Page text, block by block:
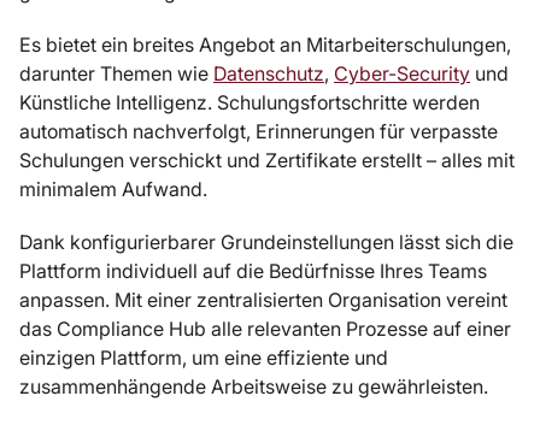
Es bietet ein breites Angebot an Mitarbeiterschulungen,
darunter Themen wie Datenschutz, Cyber-Security und
Künstliche Intelligenz. Schulungsfortschritte werden
automatisch nachverfolgt, Erinnerungen für verpasste
Schulungen verschickt und Zertifikate erstellt – alles mit
minimalem Aufwand.
Dank konfigurierbarer Grundeinstellungen lässt sich die
Plattform individuell auf die Bedürfnisse Ihres Teams
anpassen. Mit einer zentralisierten Organisation vereint
das Compliance Hub alle relevanten Prozesse auf einer
einzigen Plattform, um eine effiziente und
zusammenhängende Arbeitsweise zu gewährleisten.